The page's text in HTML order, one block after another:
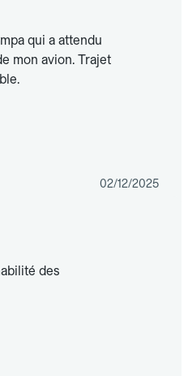
qui a attendu
mon avion. Trajet
02/12/2025
des